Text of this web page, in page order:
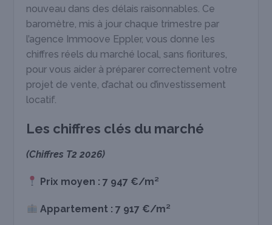
nouveau dans des délais raisonnables. Ce
baromètre, mis à jour chaque trimestre par
l’agence Immoove Eppler, vous donne les
chiffres réels du marché local, sans fioritures,
pour vous aider à préparer correctement votre
projet de vente, d’achat ou d’investissement
locatif.
Les chiffres clés du marché
(Chiffres T2 2026)
Prix moyen : 7 947 €/m²
Appartement : 7 917 €/m²